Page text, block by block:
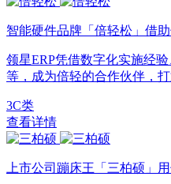
智能硬件品牌「倍轻松」借
领星ERP凭借数字化实施经
等，成为倍轻的合作伙伴，
3C类
查看详情
上市公司蹦床王「三柏硕」